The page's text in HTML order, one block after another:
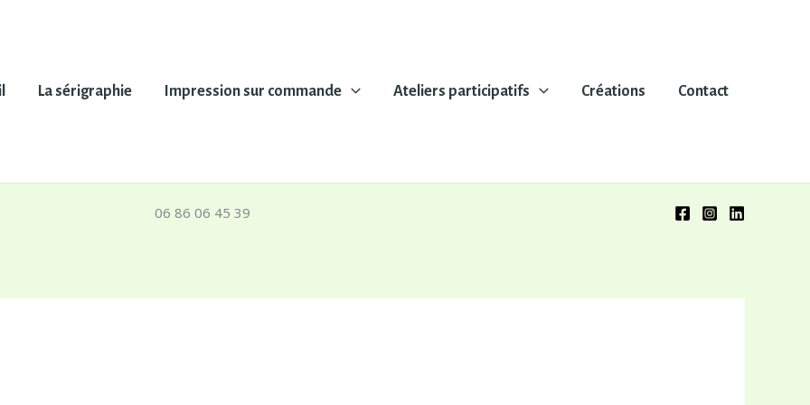
La sérigraphie Impression sur commande Ateliers participatifs Créations Contact
06 86 06 45 39